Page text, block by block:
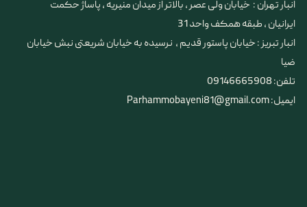
انبار تهران : خیابان ولی عصر ، بالاتر از میدان منیریه ، پاساژ حکمت
ایرانیان ، طبقه همکف واحد 31
​​​​​​​انبار تبریز : خیابان پاستور قدیم ، نرسیده به خیابان شریعتی نبش خیابان
ضیا
تلفن: 09146665908
ایمیل: Parhammobayeni81@gmail.com